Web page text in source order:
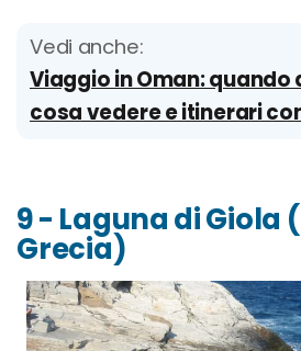
Vedi anche:
Viaggio in Oman: quando
cosa vedere e itinerari
9 - Laguna di Giola
Grecia)